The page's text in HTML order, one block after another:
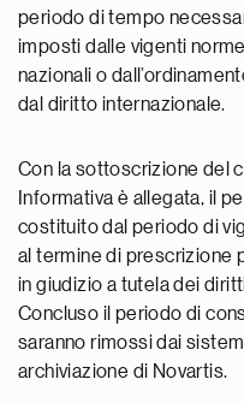
periodo di tempo
imposti dalle vigenti
nazionali o
dal diritto internazionale.
Con la sottoscrizione del
Informativa è allegata, il
costituito dal periodo di
al termine di prescrizione
in giudizio a tutela dei
Concluso il periodo di
saranno rimossi dai
archiviazione di Novartis.